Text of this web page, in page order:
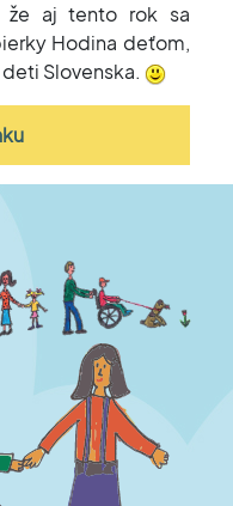
že aj tento rok sa
Hodina deťom,
Slovenska.